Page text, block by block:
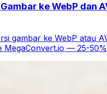
ke WebP dan
gambar ke WebP atau
MegaConvert.io — 25-